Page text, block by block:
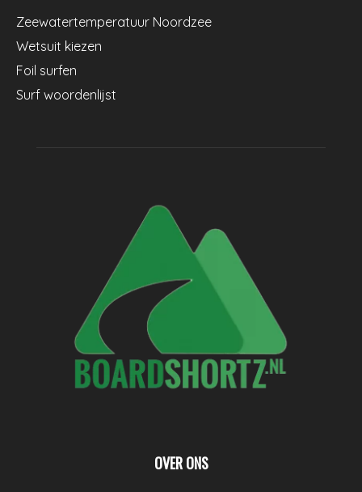
Zeewatertemperatuur Noordzee
Wetsuit kiezen
Foil surfen
Surf woordenlijst
OVER ONS